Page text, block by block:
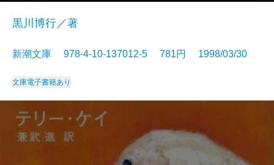
黒川博行／著
新潮文庫 978-4-10-137012-5 781円 1998/03/30
文庫電子書籍あり